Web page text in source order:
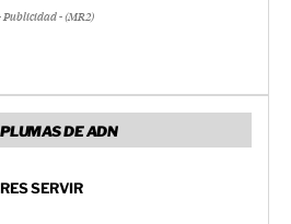
Publicidad - (MR2)
DE ADN
SERVIR